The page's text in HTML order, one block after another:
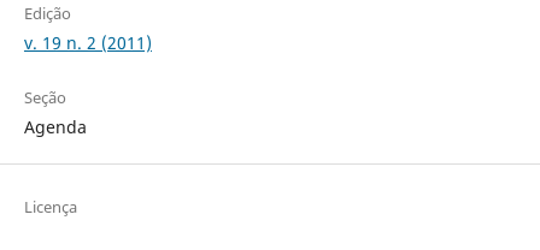
Edição
v. 19 n. 2 (2011)
Seção
Agenda
Licença